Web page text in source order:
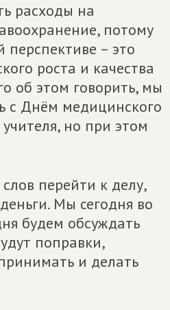
расходы на
потому
перспективе – это
роста и качества
об этом говорить, мы
с Днём медицинского
но при этом
перейти к делу,
Мы сегодня во
будем обсуждать
поправки,
и делать